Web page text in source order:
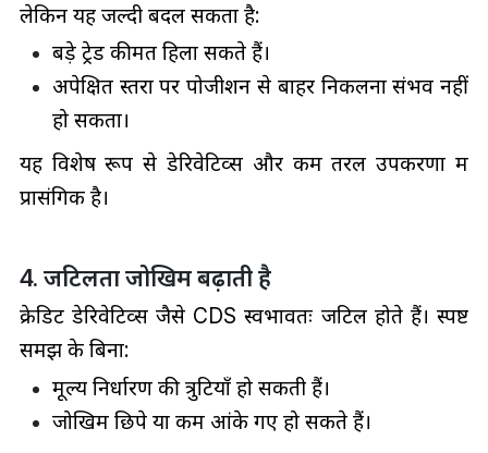
लेकिन यह जल्दी बदल सकता है:
बड़े ट्रेड कीमतें हिला सकते हैं।
अपेक्षित स्तरों पर पोजीशन से बाहर निकलना संभव नहीं
हो सकता।
यह विशेष रूप से डेरिवेटिव्स और कम तरल उपकरणों में
प्रासंगिक है।
4. जटिलता जोखिम बढ़ाती है
क्रेडिट डेरिवेटिव्स जैसे CDS स्वभावतः जटिल होते हैं। स्पष्ट
समझ के बिना:
मूल्य निर्धारण की त्रुटियाँ हो सकती हैं।
जोखिम छिपे या कम आंके गए हो सकते हैं।